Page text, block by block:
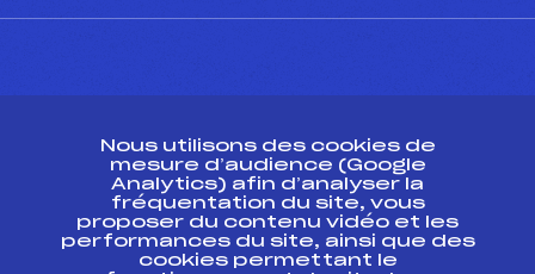
Ressources
Pass’Neige
Nous utilisons des cookies de
mesure d’audience (Google
Analytics) afin d’analyser la
fréquentation du site, vous
proposer du contenu vidéo et les
performances du site, ainsi que des
cookies permettant le